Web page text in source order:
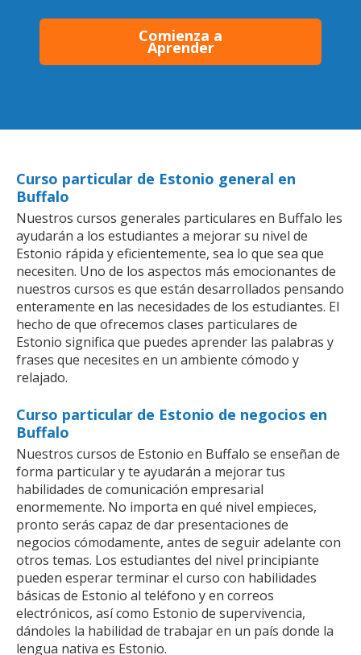
Comienza a
Aprender
Curso particular de Estonio general en
Buffalo
Nuestros cursos generales particulares en Buffalo les
ayudarán a los estudiantes a mejorar su nivel de
Estonio rápida y eficientemente, sea lo que sea que
necesiten. Uno de los aspectos más emocionantes de
nuestros cursos es que están desarrollados pensando
enteramente en las necesidades de los estudiantes. El
hecho de que ofrecemos clases particulares de
Estonio significa que puedes aprender las palabras y
frases que necesites en un ambiente cómodo y
relajado.
Curso particular de Estonio de negocios en
Buffalo
Nuestros cursos de Estonio en Buffalo se enseñan de
forma particular y te ayudarán a mejorar tus
habilidades de comunicación empresarial
enormemente. No importa en qué nivel empieces,
pronto serás capaz de dar presentaciones de
negocios cómodamente, antes de seguir adelante con
otros temas. Los estudiantes del nivel principiante
pueden esperar terminar el curso con habilidades
básicas de Estonio al teléfono y en correos
electrónicos, así como Estonio de supervivencia,
dándoles la habilidad de trabajar en un país donde la
lengua nativa es Estonio.